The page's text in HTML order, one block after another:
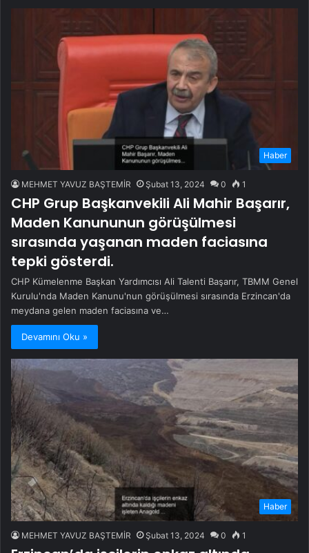
Haber
MEHMET YAVUZ BAŞTEMİR Şubat 13, 2024 0 1
CHP Grup Başkanvekili Ali Mahir Başarır,
Maden Kanununun görüşülmesi
sırasında yaşanan maden faciasına
tepki gösterdi.
CHP Kümelenme Başkan Yardımcısı Ali Talenti Başarır, TBMM Genel
Kurulu'nda Maden Kanunu'nun görüşülmesi sırasında Erzincan'da
meydana gelen maden faciasına ve…
Devamını Oku »
Haber
MEHMET YAVUZ BAŞTEMİR Şubat 13, 2024 0 1